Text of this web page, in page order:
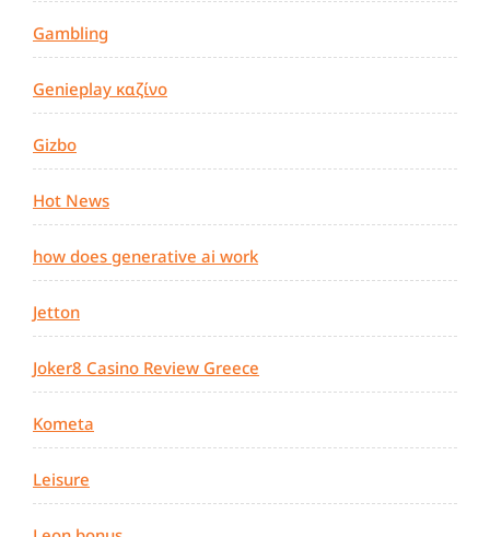
Gambling
Genieplay καζίνο
Gizbo
Hot News
how does generative ai work
Jetton
Joker8 Casino Review Greece
Kometa
Leisure